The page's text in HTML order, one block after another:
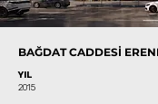
BAĞDAT CADDESİ
YIL
2015